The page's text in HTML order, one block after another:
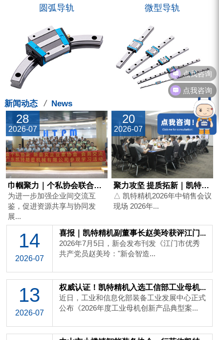
圆弧导轨 微型导轨
新闻动态 /News
28
2026-07
巾帼聚力｜个私协会联合新会女企业家协...
为进一步加强企业间交流互
鉴，促进资源共享与协同发
展...
20
2026-07
聚力攻坚 提质拓新｜凯特精机2026...
△ 凯特精机2026年中销售会议
现场 2026年...
14
2026-07
喜报｜凯特精机副董事长赵美玲获评江门...
2026年7月5日，新会发布刊发《江门市优秀
共产党员赵美玲："新会智造...
13
2026-07
权威认证！凯特精机入选工信部工业母机...
近日，工业和信息化部装备工业发展中心正式
公布《2026年度工业母机创新产品典型案...
点我咨询
点我咨询